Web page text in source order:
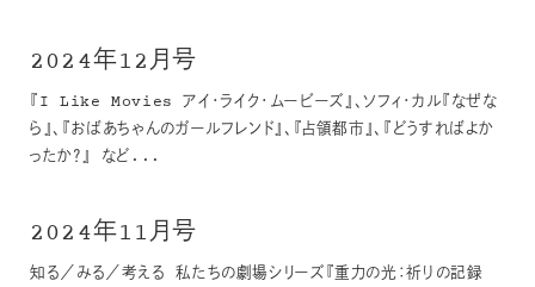
2024年12月号
『I Like Movies アイ・ライク・ムービーズ』、ソフィ・カル『なぜな
ら』、『おばあちゃんのガールフレンド』、『占領都市』、『どうすればよか
ったか？』 など...
2024年11月号
知る／みる／考える 私たちの劇場シリーズ『重力の光：祈りの記録